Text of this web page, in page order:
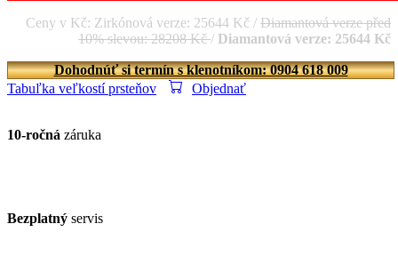
Ceny v Kč: Zirkónová verze: 25644 Kč / Diamantová verze před
10% slevou: 28208 Kč/ Diamantová verze: 25644 Kč
Dohodnúť si termín s klenotníkom: 0904 618 009
Tabuľka veľkostí prsteňov
Objednať
10-ročná záruka
Bezplatný servis